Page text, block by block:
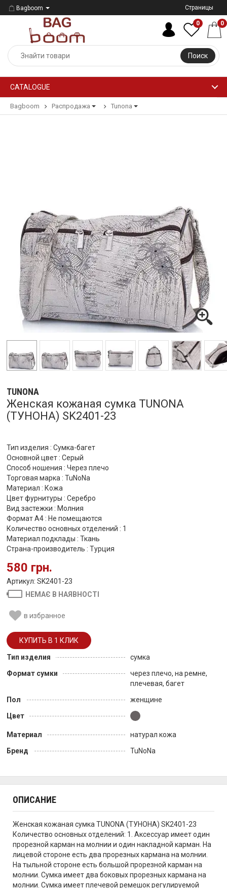
Bagboom Страницы
Поиск
0 0
CATALOGUE
Bagboom Распродажа Tunona
TUNONA
Женская кожаная сумка TUNONA
(ТУНОНА) SK2401-23
Тип изделия : Сумка-багет
Основной цвет : Серый
Способ ношения : Через плечо
Торговая марка : TuNoNа
Материал : Кожа
Цвет фурнитуры : Серебро
Вид застежки : Молния
Формат А4 : Не помещаются
Количество основных отделений : 1
Материал подклады : Ткань
Страна-производитель : Турция
580 грн.
Артикул: SK2401-23
НЕМАЄ В НАЯВНОСТІ
в избранное
Тип изделия
сумка
Формат сумки
через плечо, на ремне,
плечевая, багет
Пол
женщине
Цвет
Материал
натурал кожа
Бренд
TuNoNа
ОПИСАНИЕ
Женская кожаная сумка TUNONA (ТУНОНА) SK2401-23
Количество основных отделений: 1. Аксессуар имеет один
прорезной карман на молнии и один накладной карман. На
лицевой стороне есть два прорезных кармана на молнии.
На тыльной стороне есть большой прорезной карман на
молнии. Сумка имеет два боковых прорезных кармана на
молнии. Сумка имеет плечевой ремешок регулируемой